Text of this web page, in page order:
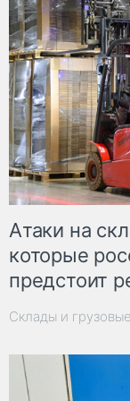
Атаки на
которые
предстоит
Склады и